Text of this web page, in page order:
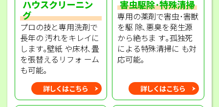
ハウスクリーニン
グ
プロの技と専用洗剤で
長年の 汚れをキレイに
します｡壁紙 や床材､畳
を張替えるリフォ ーム
も可能｡
詳しくはこちら
害虫駆除･特殊清掃
専用の薬剤で害虫･害獣
を駆 除､悪臭を発生源
から絶ちま す｡孤独死
による特殊清掃に も対
応可能｡
詳しくはこちら